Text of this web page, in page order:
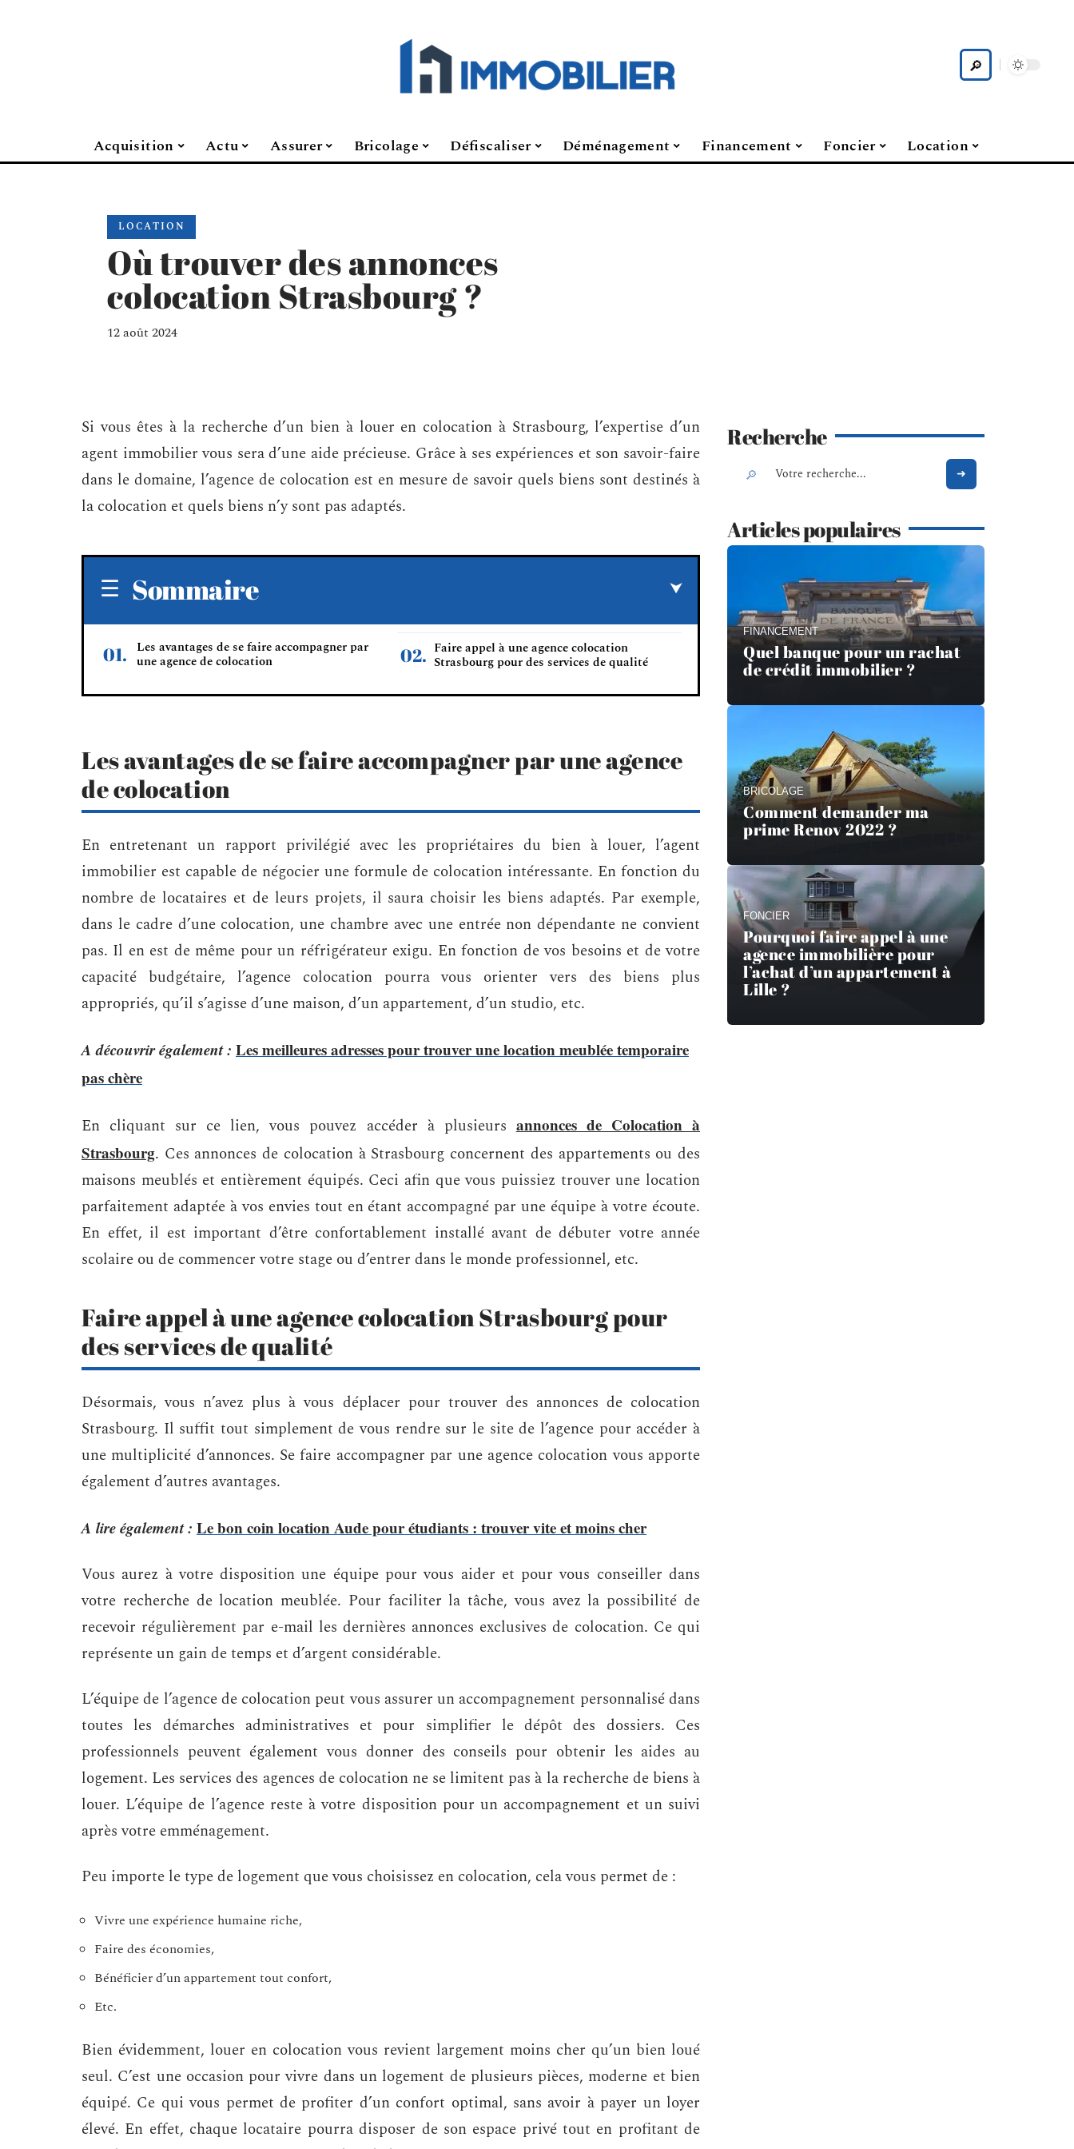
Acquisition Actu Assurer Bricolage Défiscaliser Déménagement Financement Foncier Location
LOCATION
Où trouver des annonces
colocation Strasbourg ?
12 août 2024
Si vous êtes à la recherche d’un bien à louer en colocation à Strasbourg, l’expertise d’un
agent immobilier vous sera d’une aide précieuse. Grâce à ses expériences et son savoir-faire
dans le domaine, l’agence de colocation est en mesure de savoir quels biens sont destinés à
la colocation et quels biens n’y sont pas adaptés.
Sommaire
Les avantages de se faire accompagner par
une agence de colocation
Faire appel à une agence colocation
Strasbourg pour des services de qualité
Les avantages de se faire accompagner par une agence
de colocation
En entretenant un rapport privilégié avec les propriétaires du bien à louer, l’agent
immobilier est capable de négocier une formule de colocation intéressante. En fonction du
nombre de locataires et de leurs projets, il saura choisir les biens adaptés. Par exemple,
dans le cadre d’une colocation, une chambre avec une entrée non dépendante ne convient
pas. Il en est de même pour un réfrigérateur exigu. En fonction de vos besoins et de votre
capacité budgétaire, l’agence colocation pourra vous orienter vers des biens plus
appropriés, qu’il s’agisse d’une maison, d’un appartement, d’un studio, etc.
A découvrir également : Les meilleures adresses pour trouver une location meublée temporaire
pas chère
En cliquant sur ce lien, vous pouvez accéder à plusieursannonces de Colocation à
Strasbourg. Ces annonces de colocation à Strasbourg concernent des appartements ou des
maisons meublés et entièrement équipés. Ceci afin que vous puissiez trouver une location
parfaitement adaptée à vos envies tout en étant accompagné par une équipe à votre écoute.
En effet, il est important d’être confortablement installé avant de débuter votre année
scolaire ou de commencer votre stage ou d’entrer dans le monde professionnel, etc.
Faire appel à une agence colocation Strasbourg pour
des services de qualité
Désormais, vous n’avez plus à vous déplacer pour trouver des annonces de colocation
Strasbourg. Il suffit tout simplement de vous rendre sur le site de l’agence pour accéder à
une multiplicité d’annonces. Se faire accompagner par une agence colocation vous apporte
également d’autres avantages.
A lire également : Le bon coin location Aude pour étudiants : trouver vite et moins cher
Vous aurez à votre disposition une équipe pour vous aider et pour vous conseiller dans
votre recherche de location meublée. Pour faciliter la tâche, vous avez la possibilité de
recevoir régulièrement par e-mail les dernières annonces exclusives de colocation. Ce qui
représente un gain de temps et d’argent considérable.
L’équipe de l’agence de colocation peut vous assurer un accompagnement personnalisé dans
toutes les démarches administratives et pour simplifier le dépôt des dossiers. Ces
professionnels peuvent également vous donner des conseils pour obtenir les aides au
logement. Les services des agences de colocation ne se limitent pas à la recherche de biens à
louer. L’équipe de l’agence reste à votre disposition pour un accompagnement et un suivi
après votre emménagement.
Peu importe le type de logement que vous choisissez en colocation, cela vous permet de :
Vivre une expérience humaine riche,
Faire des économies,
Bénéficier d’un appartement tout confort,
Etc.
Bien évidemment, louer en colocation vous revient largement moins cher qu’un bien loué
seul. C’est une occasion pour vivre dans un logement de plusieurs pièces, moderne et bien
équipé. Ce qui vous permet de profiter d’un confort optimal, sans avoir à payer un loyer
élevé. En effet, chaque locataire pourra disposer de son espace privé tout en profitant de
Recherche
Articles populaires
FINANCEMENT
Quel banque pour un rachat
de crédit immobilier ?
BRICOLAGE
Comment demander ma
prime Renov 2022 ?
FONCIER
Pourquoi faire appel à une
agence immobilière pour
l’achat d’un appartement à
Lille ?